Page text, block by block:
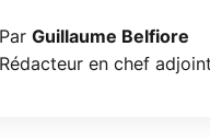
Par Guillaume Belfiore
Rédacteur en chef adjoint